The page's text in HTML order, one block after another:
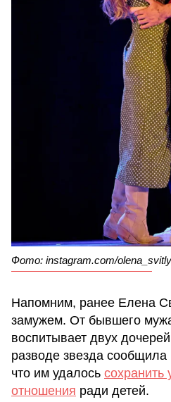
Фото: instagram.com/
Напомним, ранее Елена
замужем. От бывшего
воспитывает двух
разводе звезда сообщила
что им удалось сохранить
отношения ради детей.